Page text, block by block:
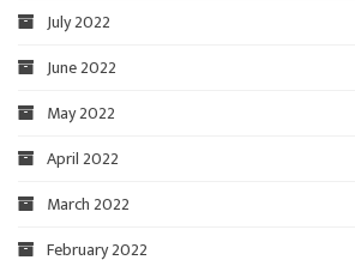
July 2022
June 2022
May 2022
April 2022
March 2022
February 2022